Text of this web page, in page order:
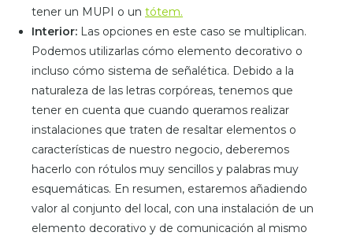
tener un MUPI o un tótem.
Interior: Las opciones en este caso se multiplican.
Podemos utilizarlas cómo elemento decorativo o
incluso cómo sistema de señalética. Debido a la
naturaleza de las letras corpóreas, tenemos que
tener en cuenta que cuando queramos realizar
instalaciones que traten de resaltar elementos o
características de nuestro negocio, deberemos
hacerlo con rótulos muy sencillos y palabras muy
esquemáticas. En resumen, estaremos añadiendo
valor al conjunto del local, con una instalación de un
elemento decorativo y de comunicación al mismo